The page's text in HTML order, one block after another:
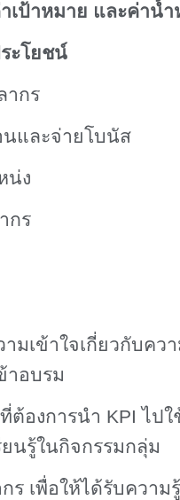
าหมาย และค่าน้ำ
โยชน์
ากร
นและจ่ายโบนัส
น่ง
กร
มเข้าใจเกี่ยวกับคว
าอบรม
ต้องการนำ KPIไปใ
นรู้ในกิจกรรมกลุ่ม
ร เพื่อให้ได้รับความ